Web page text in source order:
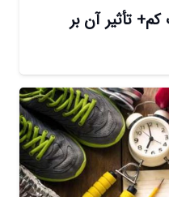
کم+ تأثیر آن بر